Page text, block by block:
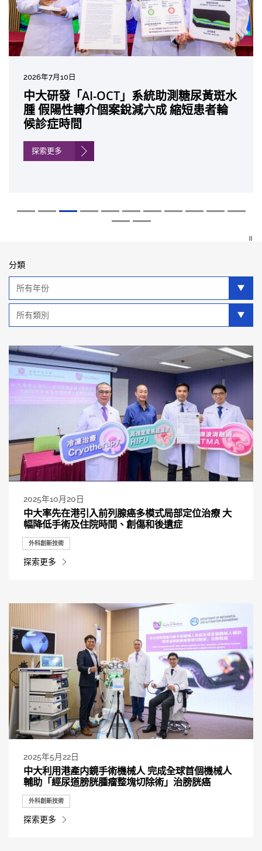
2026年8月5日
中大「環球醫學」連續13年全港收生之冠
囊括12名文憑試滿分考生 佔學醫狀元六成
中大醫科續為尖子首選 文憑試考生佔學額
七成
2026年7月27日
中大成立嶄新 ITECH醫療科技評估平台 推
動健康經濟分析及價值醫療
2026年7月10日
中大研發「AI-OCT」系統助測糖尿黃斑水
腫 假陽性轉介個案銳減六成 縮短患者輪
候診症時間
探索更多
2026年7月10日
中大黃秀娟教授獲頒中國工程界最高榮譽
「光華工程科技獎」 成為今屆醫藥衞生領
域唯一香港學者
探索更多
2026年7月7日
中大新設「香港中文大學鳳凰獎學金」嘉
許公開試狀元 鼓勵學醫狀元走出課堂放眼
世界 裝備21世紀妙手仁醫
探索更多
2026年6月29日
中大全新一站式PGT-Plus方案 精準辨識
傳統檢測中複雜基因異常「盲點」 降低人
工受孕流產及異常妊娠風險
探索更多
2026年6月22日
中大發現青光眼治療新靶點 小鼠實驗證實
可恢復七成視力 有助開創嶄新神經保護療
法
探索更多
2026年6月17日
中大成功拆解肝癌免疫治療耐藥性機制 揭
一種免疫細胞具「除廢餵食」新功能助癌
細胞耐藥性
探索更多
2026年6月10日
中大與多名全球專家共同牽頭跨國肺癌研
究 逾半晚期ALK陽性肺癌病人七年無惡化
因特定基因異常而引起的肺癌有望變成
「慢性病」 患者可與病共存
2026年6月5日
中大教授陳重娥獲頒「清野裕傑出領袖
獎」 成為本港首名學者榮膺亞洲糖尿病教
研最高榮譽
探索更多
2026年6月2日
中大匯聚逾200位區域專家 探討私人醫療
保險如何推動全民健康覆蓋
2026年5月19日
中大張源津醫生成首位亞洲研究員 榮獲國
際泌尿科權威獎項John K. Lattimer 講座
獎
探索更多
2026年5月14日
中大取得「從實驗室到臨床應用」研究突
破 初步證實GLP-1藥物可改善嚴重中風康
復情況
探索更多
分類
類
類
2025年10月20日
中大率先在港引入前列腺癌多模式局部定位治療 大
幅降低手術及住院時間、創傷和後遺症
外科創新技術
探索更多
2025年5月22日
中大利用港產内鏡手術機械人 完成全球首個機械人
輔助「經尿道膀胱腫瘤整塊切除術」治膀胱癌
外科創新技術
探索更多